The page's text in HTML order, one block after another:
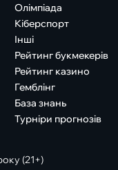
Олімпіада
Кіберспорт
Інші
Рейтинг букмекерів
Рейтинг казино
Гемблінг
База знань
Турніри прогнозів
(21+)